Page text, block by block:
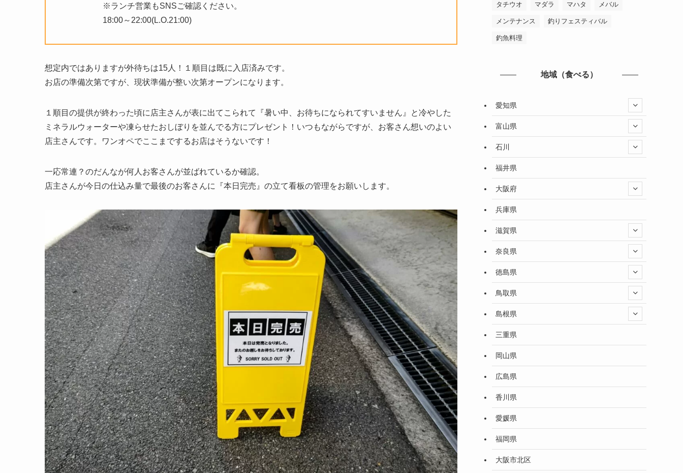
※ランチ営業もSNSご確認ください。
18:00～22:00(L.O.21:00)
想定内ではありますが外待ちは15人！１順目は既に入店済みです。
お店の準備次第ですが、現状準備が整い次第オープンになります。
１順目の提供が終わった頃に店主さんが表に出てこられて『暑い中、お待ちになられてすいません』と冷やした
ミネラルウォーターや凍らせたおしぼりを並んでる方にプレゼント！いつもながらですが、お客さん想いのよい
店主さんです。ワンオペでここまでするお店はそうないです！
一応常連？のだんなが何人お客さんが並ばれているか確認。
店主さんが今日の仕込み量で最後のお客さんに『本日完売』の立て看板の管理をお願いします。
タチウオ マダラ マハタ メバル
メンテナンス 釣りフェスティバル
釣魚料理
地域（食べる）
愛知県
富山県
石川
福井県
大阪府
兵庫県
滋賀県
奈良県
徳島県
鳥取県
島根県
三重県
岡山県
広島県
香川県
愛媛県
福岡県
大阪市北区